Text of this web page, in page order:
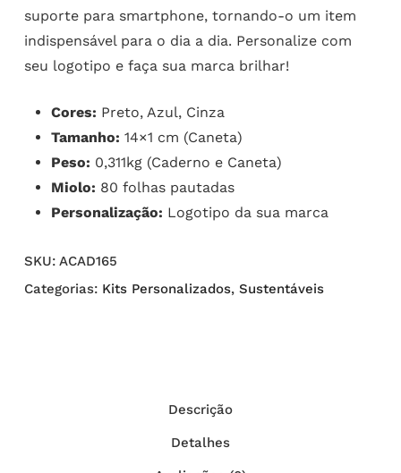
suporte para smartphone, tornando-o um item
indispensável para o dia a dia. Personalize com
seu logotipo e faça sua marca brilhar!
Cores: Preto, Azul, Cinza
Tamanho: 14×1 cm (Caneta)
Peso: 0,311kg (Caderno e Caneta)
Miolo: 80 folhas pautadas
Personalização: Logotipo da sua marca
SKU: ACAD165
Categorias: Kits Personalizados, Sustentáveis
Descrição
Detalhes